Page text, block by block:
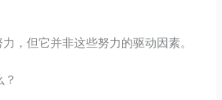
，但它并非这些努力的驱动因素。